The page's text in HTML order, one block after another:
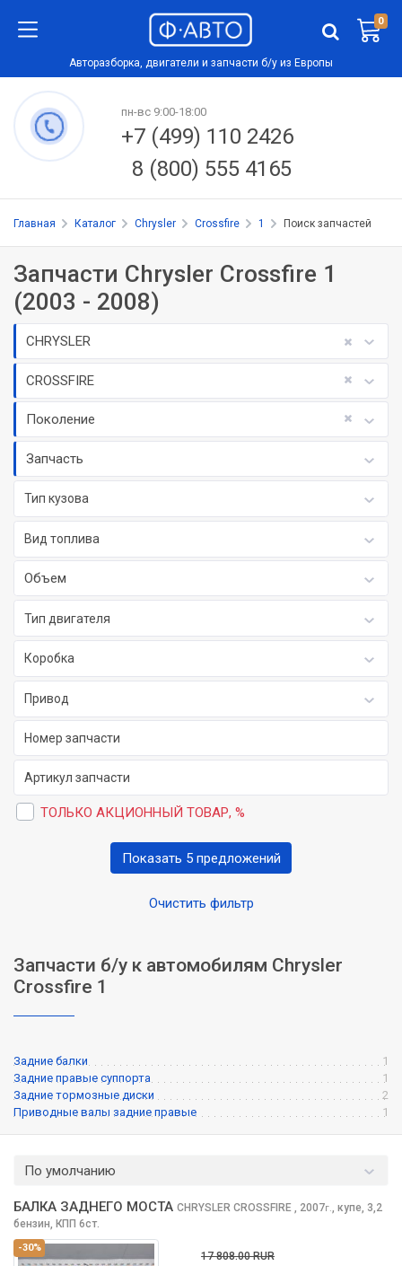
0
Авторазборка, двигатели и запчасти б/у из Европы
пн-вс 9:00-18:00
+7 (499) 110 2426
8 (800) 555 4165
Главная Каталог Chrysler Crossfire 1 Поиск запчастей
Запчасти Chrysler Crossfire 1
(2003 - 2008)
CHRYSLER
CROSSFIRE
Поколение
Запчасть
Тип кузова
Вид топлива
Объем
Тип двигателя
Коробка
Привод
ТОЛЬКО АКЦИОННЫЙ ТОВАР, %
Очистить фильтр
Показать 5 предложений
Запчасти б/у к автомобилям Chrysler
Crossfire 1
Задние балки
1
Задние правые суппорта
1
Задние тормозные диски
2
Приводные валы задние правые
1
По умолчанию
-30%
БАЛКА ЗАДНЕГО МОСТА CHRYSLER CROSSFIRE , 2007г., купе, 3,2
бензин, КПП 6ст.
17 808.00 RUR